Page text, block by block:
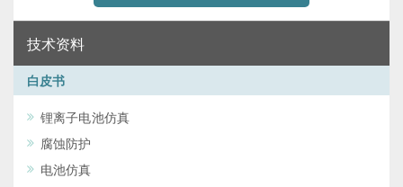
技术资料
白皮书
锂离子电池仿真
腐蚀防护
电池仿真